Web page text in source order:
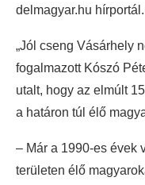
delmagyar.hu hírportál.
„Jól cseng Vásárhely
fogalmazott Kószó
utalt, hogy az elmúlt
a határon túl élő
– Már a 1990-es évek
területen élő